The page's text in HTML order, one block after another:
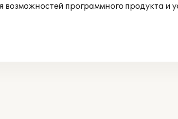
программного продукта и